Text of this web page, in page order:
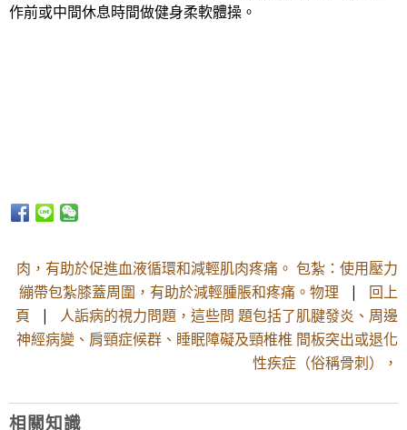
作前或中間休息時間做健身柔軟體操。
肉，有助於促進血液循環和減輕肌肉疼痛。 包紮：使用壓力
繃帶包紮膝蓋周圍，有助於減輕腫脹和疼痛。物理 | 回上
頁 | 人詬病的視力問題，這些問 題包括了肌腱發炎、周邊
神經病變、肩頸症候群、睡眠障礙及頸椎椎 間板突出或退化
性疾症（俗稱骨刺），
相關知識